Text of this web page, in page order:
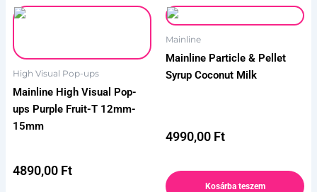
High Visual Pop-ups
Mainline High Visual Pop-
ups Purple Fruit-T 12mm-
15mm
4890,00 Ft
Ennek
terméknek
variációja
van.
A
változatok
termékoldalon
Mainline
Mainline Particle & Pellet
Syrup Coconut Milk
4990,00 Ft
Kosárba teszem